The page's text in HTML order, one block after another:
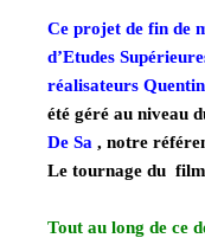
Ce projet de fin de
d’Etudes
réalisateurs
été géré au niveau
De Sa , notre
Le tournage du
Tout au long de ce